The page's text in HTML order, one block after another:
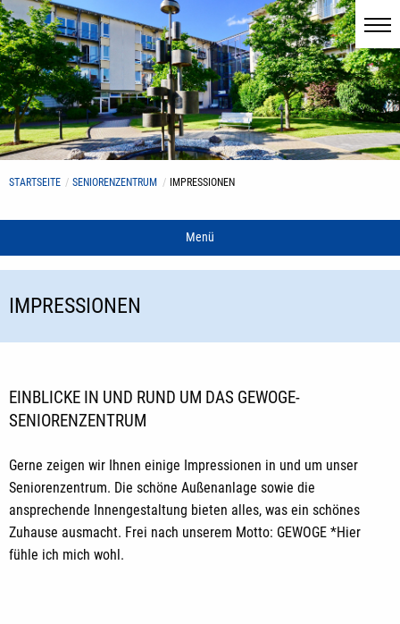
STARTSEITE SENIORENZENTRUM IMPRESSIONEN
Menü
IMPRESSIONEN
EINBLICKE IN UND RUND UM DAS GEWOGE-
SENIORENZENTRUM
Gerne zeigen wir Ihnen einige Impressionen in und um unser
Seniorenzentrum. Die schöne Außenanlage sowie die
ansprechende Innengestaltung bieten alles, was ein schönes
Zuhause ausmacht. Frei nach unserem Motto: GEWOGE *Hier
fühle ich mich wohl.